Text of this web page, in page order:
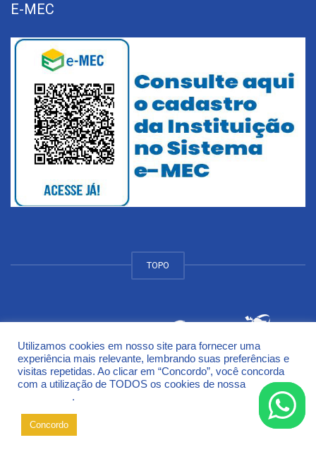
E-MEC
TOPO
© 2018 Universidade de Cruz Alta - UNICRUZ Campus
Rodovia Municipal Jacob Della Méa, km 5.6 - Parada Benito
Cruz Alta - Rio Grande do Sul - CEP 98005-972
Utilizamos cookies em nosso site para fornecer uma
experiência mais relevante, lembrando suas preferências e
visitas repetidas. Ao clicar em “Concordo”, você concorda
com a utilização de TODOS os cookies de nossa
Política de
.
Concordo